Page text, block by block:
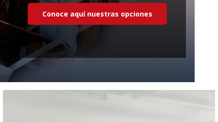
Conoce aquí nuestras opciones